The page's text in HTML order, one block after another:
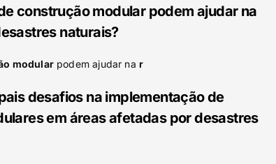
construção modular podem ajudar na
naturais?
modularpodem ajudar nar
desafios na implementação de
em áreas afetadas por desastres